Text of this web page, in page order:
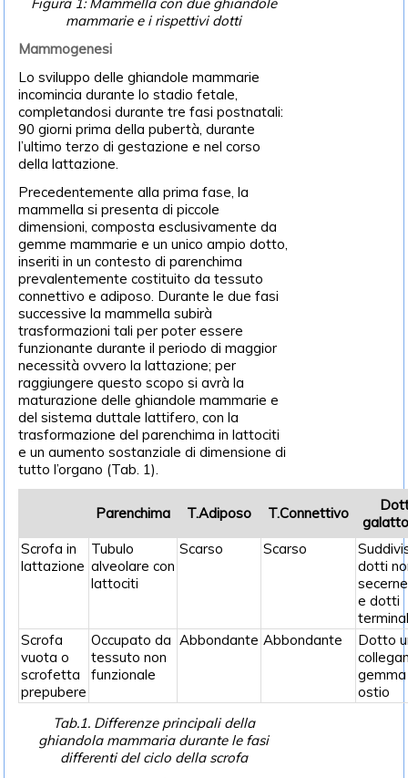
mammarie e i rispettivi dotti
Mammogenesi
Lo sviluppo delle ghiandole mammarie
incomincia durante lo stadio fetale,
completandosi durante tre fasi postnatali:
90 giorni prima della pubertà, durante
l’ultimo terzo di gestazione e nel corso
della lattazione.
Precedentemente alla prima fase, la
mammella si presenta di piccole
dimensioni, composta esclusivamente da
gemme mammarie e un unico ampio dotto,
inseriti in un contesto di parenchima
prevalentemente costituito da tessuto
connettivo e adiposo. Durante le due fasi
successive la mammella subirà
trasformazioni tali per poter essere
funzionante durante il periodo di maggior
necessità ovvero la lattazione; per
raggiungere questo scopo si avrà la
maturazione delle ghiandole mammarie e
del sistema duttale lattifero, con la
trasformazione del parenchima in lattociti
e un aumento sostanziale di dimensione di
tutto l’organo (Tab. 1).
Parenchima T.Adiposo T.Connettivo
Scrofa in
lattazione
Tubulo
alveolare con
lattociti
Scarso Scarso
dotti
e dotti
Scrofa
vuota o
scrofetta
prepubere
Occupato da
tessuto non
funzionale
Abbondante Abbondante
Dotto
ostio
Tab.1. Differenze principali della
ghiandola mammaria durante le fasi
differenti del ciclo della scrofa